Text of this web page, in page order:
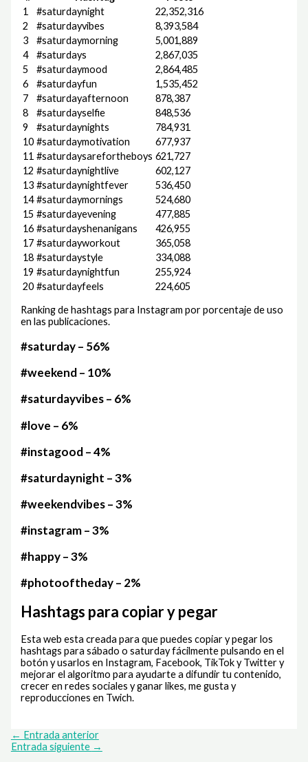
1
#saturdaynight
22,352,316
2
#saturdayvibes
8,393,584
3
#saturdaymorning
5,001,889
4
#saturdays
2,867,035
5
#saturdaymood
2,864,485
6
#saturdayfun
1,535,452
7
#saturdayafternoon
878,387
8
#saturdayselfie
848,536
9
#saturdaynights
784,931
10 #saturdaymotivation
677,937
11 #saturdaysarefortheboys 621,727
12 #saturdaynightlive
602,127
13 #saturdaynightfever
536,450
14 #saturdaymornings
524,680
15 #saturdayevening
477,885
16 #saturdayshenanigans
426,955
17 #saturdayworkout
365,058
18 #saturdaystyle
334,088
19 #saturdaynightfun
255,924
20 #saturdayfeels 224,605
Ranking de hashtags para Instagram por porcentaje de uso
en las publicaciones.
#saturday – 56%
#weekend – 10%
#saturdayvibes – 6%
#love – 6%
#instagood – 4%
#saturdaynight – 3%
#weekendvibes – 3%
#instagram – 3%
#happy – 3%
#photooftheday – 2%
Hashtags para copiar y pegar
Esta web esta creada para que puedes copiar y pegar los
hashtags para sábado o saturday fácilmente pulsando en el
botón y usarlos en Instagram, Facebook, TikTok y Twitter y
mejorar el algoritmo para ayudarte a difundir tu contenido,
crecer en redes sociales y ganar likes, me gusta y
reproducciones en Twich.
← Entrada anterior
Entrada siguiente →